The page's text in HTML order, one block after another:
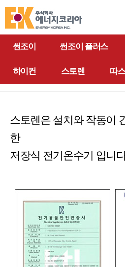
썬조이 썬조이 플러스
하이컨 스토렌 따
스토렌은 설치와 작동이
한
저장식 전기온수기 입니